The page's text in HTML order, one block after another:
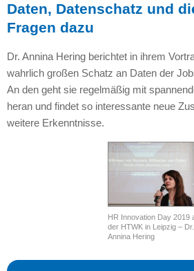
Daten, Datenschatz und
Fragen dazu
Dr. Annina Hering berichtet in ihrem
wahrlich großen Schatz an Daten der
An den geht sie regelmäßig mit
heran und findet so interessante neue
weitere Erkenntnisse.
HR Innovation Day 2019
der HTWK in Leipzig – Dr.
Annina Hering